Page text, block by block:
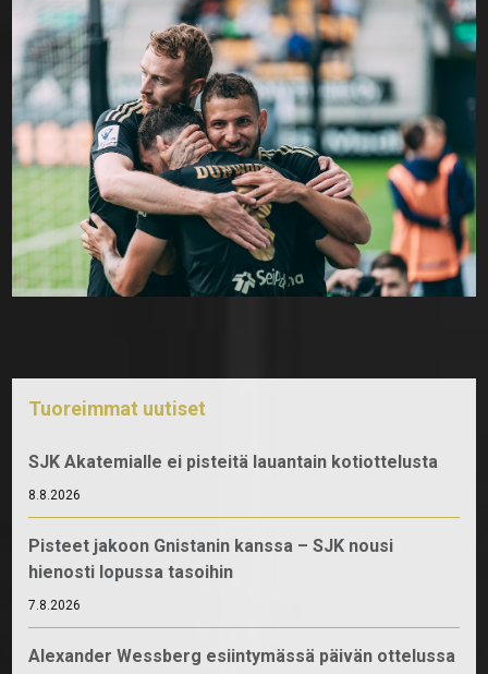
Tuoreimmat uutiset
SJK Akatemialle ei pisteitä lauantain kotiottelusta
8.8.2026
Pisteet jakoon Gnistanin kanssa – SJK nousi
hienosti lopussa tasoihin
7.8.2026
Alexander Wessberg esiintymässä päivän ottelussa